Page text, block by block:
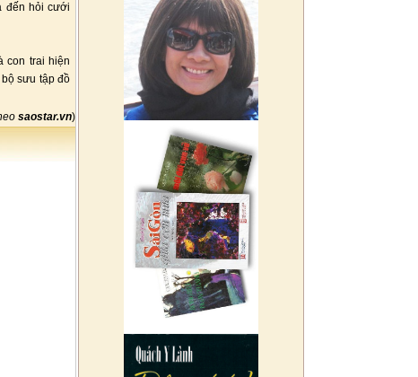
đến hỏi cưới
con trai hiện
sưu tập đồ
saostar.vn)